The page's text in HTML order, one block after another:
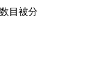
目被分